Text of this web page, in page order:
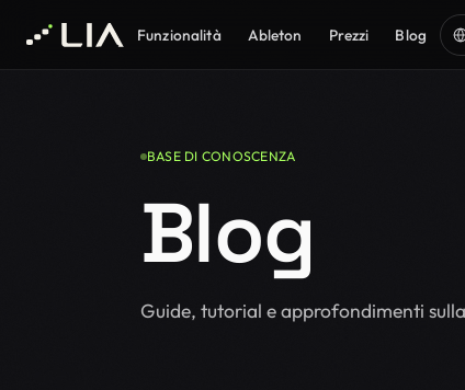
Funzionalità Ableton Prezzi Blog
BASE DI CONOSCENZA
Blog
Guide, tutorial e approfondimenti